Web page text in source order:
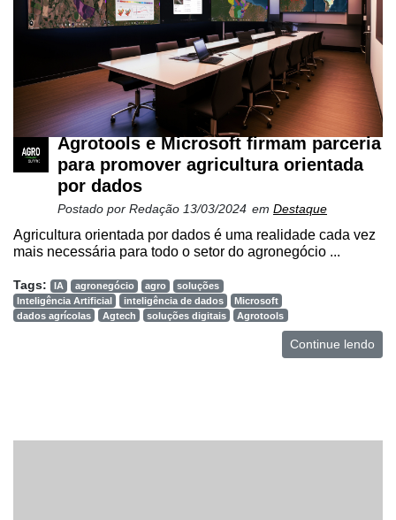
Agrotools e Microsoft firmam parceria
para promover agricultura orientada
por dados
Postado por Redação 13/03/2024 em Destaque
Agricultura orientada por dados é uma realidade cada vez
mais necessária para todo o setor do agronegócio ...
Tags: IA agronegócio agro
soluções
Inteligência Artificial
inteligência de dados
Microsoft
dados agrícolas
Agtech soluções digitais Agrotools
Continue lendo